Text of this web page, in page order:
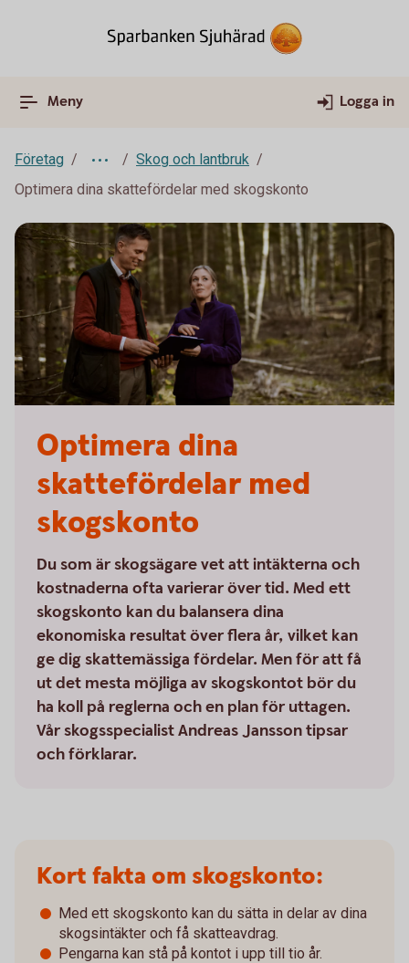
Meny Logga in
Företag
Skog och lantbruk
Optimera dina skattefördelar med skogskonto
Optimera dina
skattefördelar med
skogskonto
Du som är skogsägare vet att intäkterna och
kostnaderna ofta varierar över tid. Med ett
skogskonto kan du balansera dina
ekonomiska resultat över flera år, vilket kan
ge dig skattemässiga fördelar. Men för att få
ut det mesta möjliga av skogskontot bör du
ha koll på reglerna och en plan för uttagen.
Vår skogsspecialist Andreas Jansson tipsar
och förklarar.
Kort fakta om skogskonto:
Med ett skogskonto kan du sätta in delar av dina
skogsintäkter och få skatteavdrag.
Pengarna kan stå på kontot i upp till tio år.